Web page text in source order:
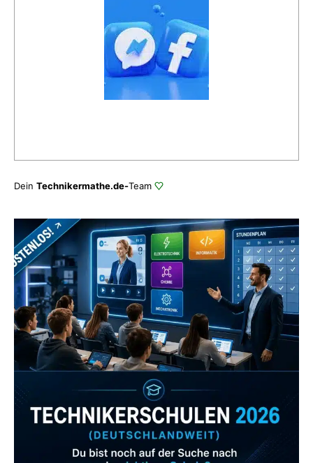
Dein Technikermathe.de-Team
Zum Verzeichnis
Abonniere uns auch
gerne